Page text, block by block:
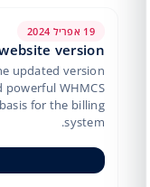
19 אפריל 2024
version
updated version
powerful WHMCS
for the billing
system.